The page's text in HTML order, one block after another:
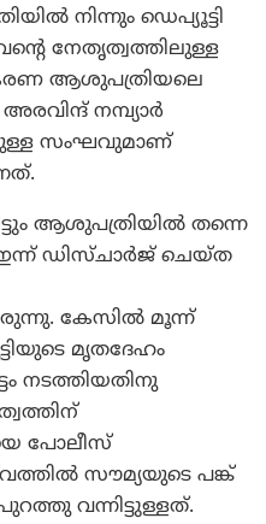
നിന്നും ഡെപ്യൂട്ടി
നേതൃത്വത്തിലുള്ള
ആശുപത്രിയലെ
നമ്പ്യാര്‍
സംഘവുമാണ്
ആശുപത്രിയില്‍ തന്നെ
ഇന്ന് ഡിസ്ചാര്‍ജ് ചെയ്ത
കേസില്‍ മൂന്ന്
മൃതദേഹം
നടത്തിയതിനു
പോലീസ്
സൗമ്യയുടെ പങ്ക്
വന്നിട്ടുള്ളത്.